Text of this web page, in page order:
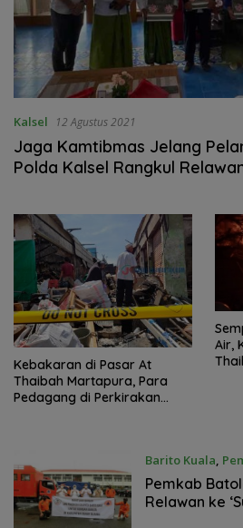
Kalsel 12 Agustus 2021
Jaga Kamtibmas Jelang
Polda Kalsel Rangkul
Kebakaran di Pasar At
Thaibah Martapura, Para
Pedagang di Perkirakan
Air,
Barito Kuala,
Pemkab
Relawan ke